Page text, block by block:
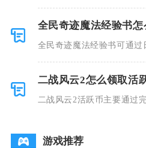
全民奇迹魔法经验书怎
全民奇迹魔法经验书可通
二战风云2怎么领取活
二战风云2活跃币主要通过
游戏推荐